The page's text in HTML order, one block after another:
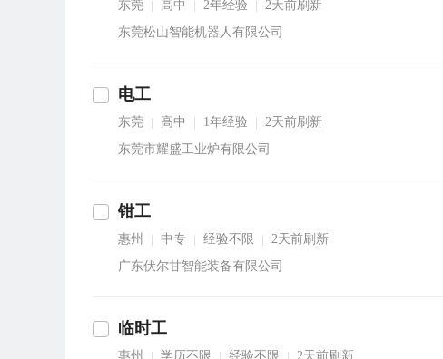
东莞 高中 2年经验
2天前刷新
东莞松山智能机器人有限公司
电工
东莞 高中 1年经验
2天前刷新
东莞市耀盛工业炉有限公司
钳工
惠州 中专 经验不限
2天前刷新
广东伏尔甘智能装备有限公司
临时工
惠州 学历不限 经验不限
2天前刷新